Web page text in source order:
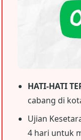
HATI-HATI
cabang di
Ujian
4 hari untuk